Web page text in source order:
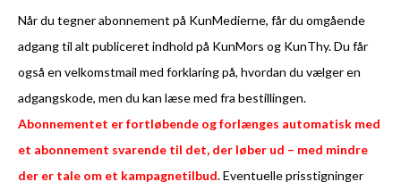
Når du tegner abonnement på KunMedierne, får du omgående
adgang til alt publiceret indhold på KunMors og KunThy. Du får
også en velkomstmail med forklaring på, hvordan du vælger en
adgangskode, men du kan læse med fra bestillingen.
Abonnementet er fortløbende og forlænges automatisk med
et abonnement svarende til det, der løber ud – med mindre
der er tale om et kampagnetilbud. Eventuelle prisstigninger